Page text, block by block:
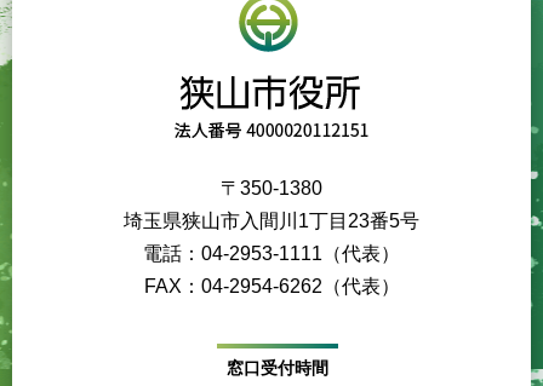
〒350-1380
埼玉県狭山市入間川1丁目23番5号
電話：04-2953-1111（代表）
FAX：04-2954-6262（代表）
窓口受付時間